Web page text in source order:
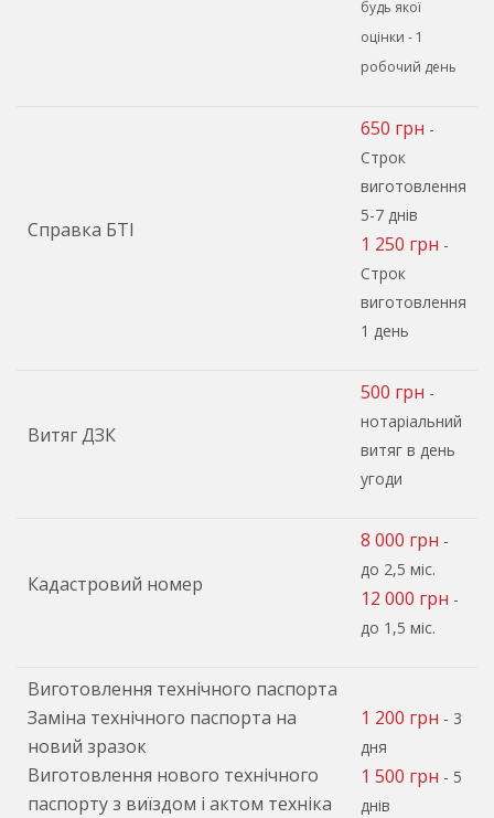
будь якої
оцінки - 1
робочий день
Справка БТІ
650 грн -
Строк
виготовлення
5-7 днів
1 250 грн -
Строк
виготовлення
1 день
Витяг ДЗК
500 грн -
нотаріальний
витяг в день
угоди
Кадастровий номер
8 000 грн -
до 2,5 міс.
12 000 грн -
до 1,5 міс.
Виготовлення технічного паспорта
Заміна технічного паспорта на
новий зразок
Виготовлення нового технічного
паспорту з виїздом і актом техніка
1 200 грн - 3
дня
1 500 грн - 5
днів